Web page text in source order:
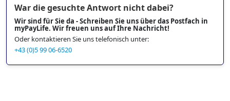
War die gesuchte Antwort nicht dabei?
Wir sind für Sie da - Schreiben Sie uns über das Postfach in
myPayLife. Wir freuen uns auf Ihre Nachricht!
Oder kontaktieren Sie uns telefonisch unter:
+43 (0)5 99 06-6520